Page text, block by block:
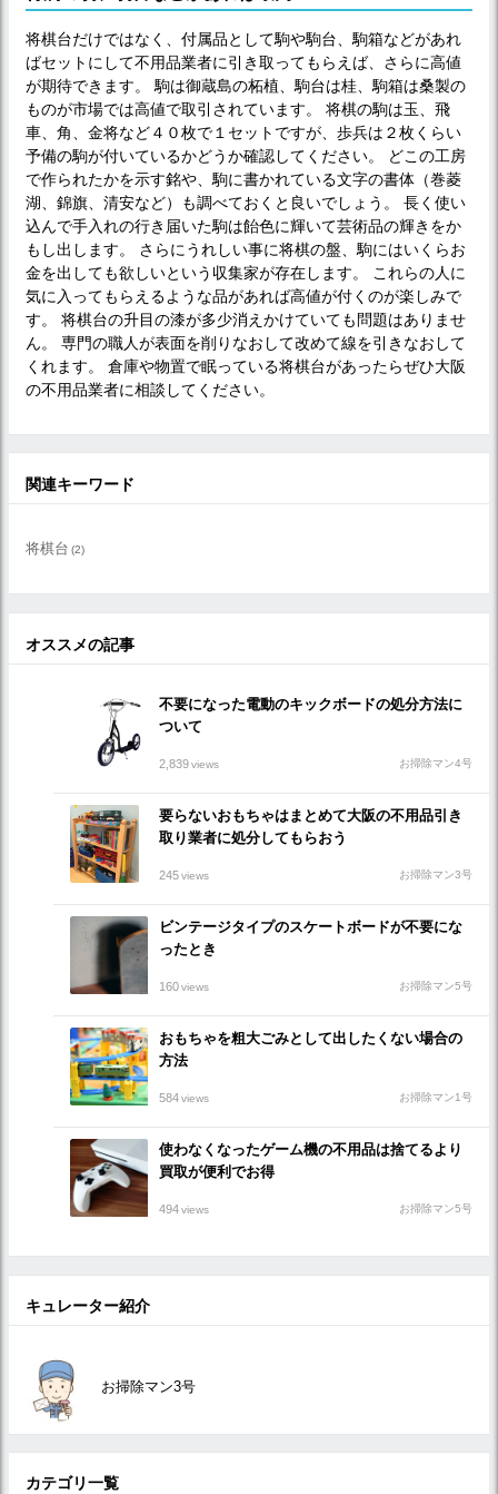
将棋台だけではなく、付属品として駒や駒台、駒箱などがあれ
ばセットにして不用品業者に引き取ってもらえば、さらに高値
が期待できます。 駒は御蔵島の柘植、駒台は桂、駒箱は桑製の
ものが市場では高値で取引されています。 将棋の駒は玉、飛
車、角、金将など４０枚で１セットですが、歩兵は２枚くらい
予備の駒が付いているかどうか確認してください。 どこの工房
で作られたかを示す銘や、駒に書かれている文字の書体（巻菱
湖、錦旗、清安など）も調べておくと良いでしょう。 長く使い
込んで手入れの行き届いた駒は飴色に輝いて芸術品の輝きをか
もし出します。 さらにうれしい事に将棋の盤、駒にはいくらお
金を出しても欲しいという収集家が存在します。 これらの人に
気に入ってもらえるような品があれば高値が付くのが楽しみで
す。 将棋台の升目の漆が多少消えかけていても問題はありませ
ん。 専門の職人が表面を削りなおして改めて線を引きなおして
くれます。 倉庫や物置で眠っている将棋台があったらぜひ大阪
の不用品業者に相談してください。
関連キーワード
将棋台 (2)
オススメの記事
不要になった電動のキックボードの処分方法に
ついて
2,839views お掃除マン4号
要らないおもちゃはまとめて大阪の不用品引き
取り業者に処分してもらおう
245views お掃除マン3号
ビンテージタイプのスケートボードが不要にな
ったとき
160views お掃除マン5号
おもちゃを粗大ごみとして出したくない場合の
方法
584views お掃除マン1号
使わなくなったゲーム機の不用品は捨てるより
買取が便利でお得
494views お掃除マン5号
キュレーター紹介
お掃除マン3号
カテゴリ一覧